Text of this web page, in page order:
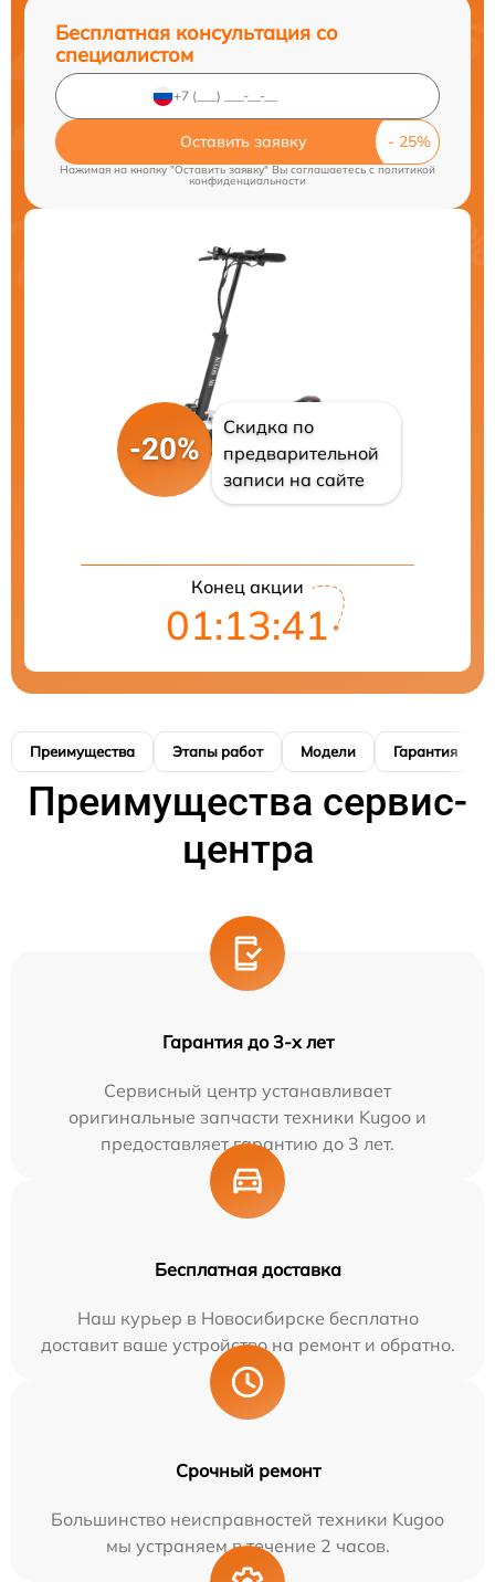
Бесплатная консультация со
специалистом
Оставить заявку
Нажимая на кнопку "Оставить заявку" Вы соглашаетесь cполитикой
конфиденциальности
-20%
Скидка по
предварительной
записи на сайте
Конец акции
01:13:40
Преимущества Этапы работ Модели Гарантия
Преимущества сервис-
центра
Гарантия до 3-х лет
Сервисный центр устанавливает
оригинальные запчасти техники Kugoo и
предоставляет гарантию до 3 лет.
Бесплатная доставка
Наш курьер в Новосибирске бесплатно
доставит ваше устройство на ремонт и обратно.
Срочный ремонт
Большинство неисправностей техники Kugoo
мы устраняем в течение 2 часов.